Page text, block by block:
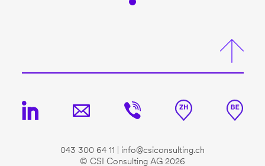
043 300 64 11
info@csiconsulting.ch
© CSI Consulting AG 2026